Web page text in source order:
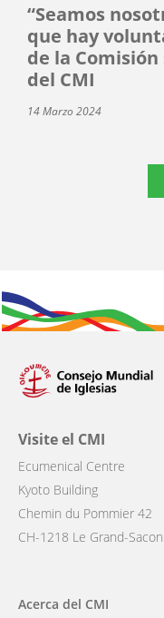
“Seamos
que hay
de la
del CMI
14 Marzo 2024
Visite el CMI
Ecumenical Centre
Kyoto Building
Chemin du Pommier 42
CH-1218 Le Grand-
Main
Acerca del CMI